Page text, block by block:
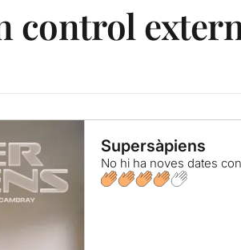
control
Supersàpiens
No hi ha noves dates